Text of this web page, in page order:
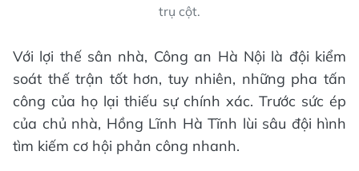
trụ cột.
Với lợi thế sân nhà, Công an Hà Nội là đội kiểm
soát thế trận tốt hơn, tuy nhiên, những pha tấn
công của họ lại thiếu sự chính xác. Trước sức ép
của chủ nhà, Hồng Lĩnh Hà Tĩnh lùi sâu đội hình
tìm kiếm cơ hội phản công nhanh.